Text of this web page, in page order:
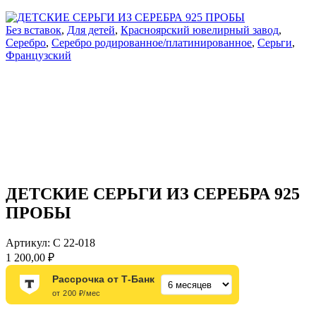
Без вставок, Для детей, Красноярский ювелирный завод,
Серебро, Серебро родированное/платинированное, Серьги,
Французский
ДЕТСКИЕ СЕРЬГИ ИЗ СЕРЕБРА 925
ПРОБЫ
Артикул: С 22-018
1 200,00 ₽
Рассрочка от Т-Банк
от 200 ₽/мес